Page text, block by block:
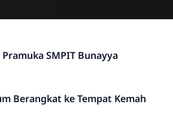
SMPIT Bunayya
Berangkat ke Tempat Kemah